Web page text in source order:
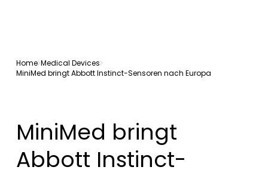
Home Medical Devices
MiniMed bringt Abbott Instinct-Sensoren nach Europa
MiniMed bringt
Abbott Instinct-